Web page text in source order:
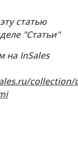
статью
"Статьи"
на InSales
collection/